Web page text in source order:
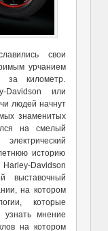
свои
урчанием
за километр.
Davidson или
людей начнут
знаменитых
на смелый
историю
Davidson
выставочный
на котором
которые
узнать мнение
на котором